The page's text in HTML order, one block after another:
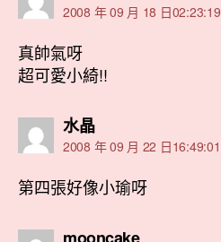
示:
2008 年 09 月 18 日02:23:19
真帥氣呀
超可愛小綺!!
水晶表
示:
2008 年 09 月 22 日16:49:01
第四張好像小瑜呀
表